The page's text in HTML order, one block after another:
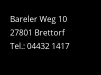
Bareler Weg 10
27801 Brettorf
Tel.: 04432 1417